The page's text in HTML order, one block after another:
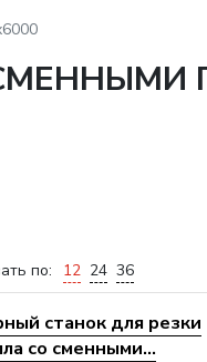
по: 12 24 36
станок для резки
со сменными...